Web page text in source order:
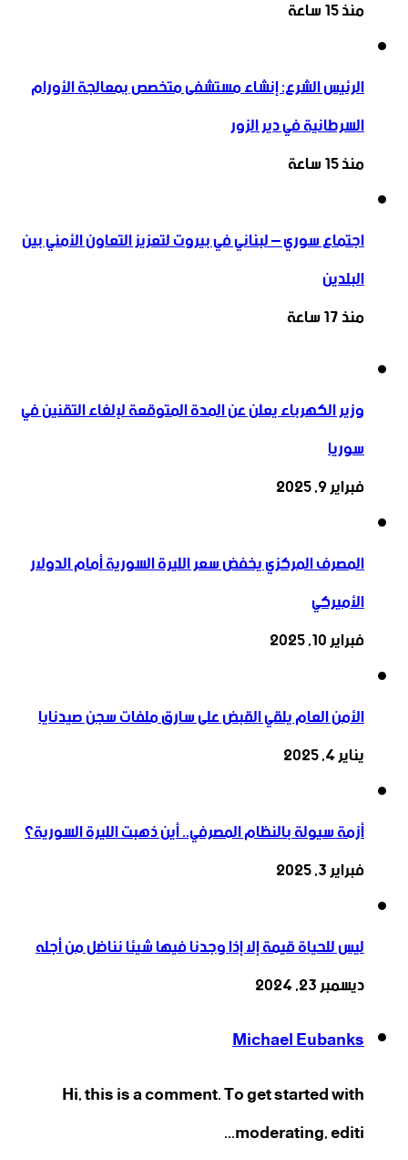
منذ 15 ساعة
الرئيس الشرع: إنشاء ‌‏مستشفى متخصص بمعالجة الأورام
السرطانية في دير الزور
منذ 15 ساعة
اجتماع سوري – لبناني في بيروت لتعزيز التعاون ‏الأمني ‏بين
البلدين
منذ 17 ساعة
وزير الكهرباء يعلن عن المدة المتوقعة لإلغاء التقنين في
سوريا
فبراير 9, 2025
المصرف المركزي يخفض سعر الليرة السورية أمام الدولار
الأميركي
فبراير 10, 2025
الأمن العام يلقي القبض على سارق ملفات سجن صيدنايا
يناير 4, 2025
أزمة سيولة بالنظام المصرفي.. أين ذهبت الليرة السورية؟
فبراير 3, 2025
ليس للحياة قيمة إلا إذا وجدنا فيها شيئا نناضل من أجله
ديسمبر 23, 2024
Michael Eubanks
Hi, this is a comment. To get started with
moderating, editi...